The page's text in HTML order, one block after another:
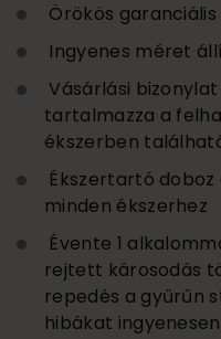
Örökös
Ingyenes méret
Vásárlási
tartalmazza a
ékszerben
Ékszertartó
minden ékszerhez
Évente 1
rejtett károsodás
repedés a gyűrűn
hibákat